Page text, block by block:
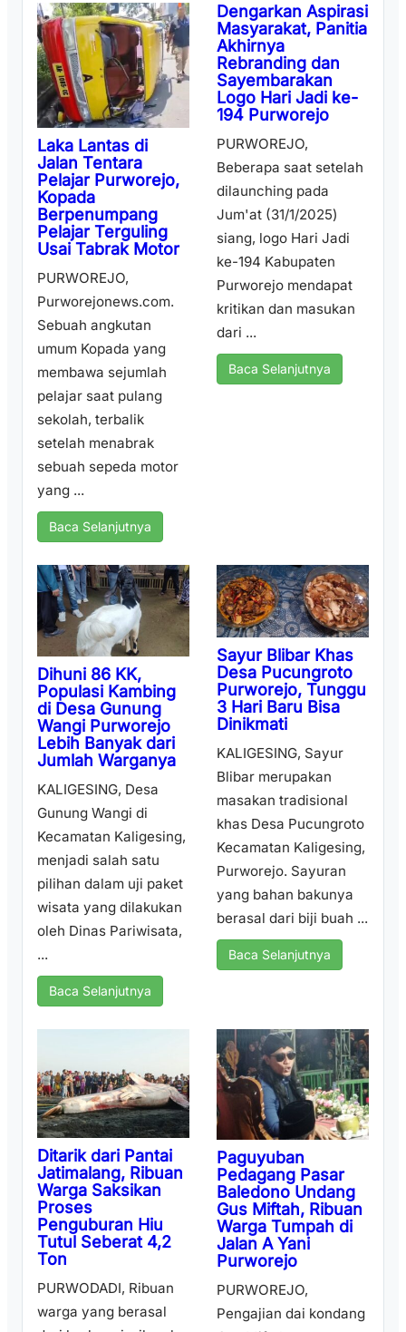
Laka Lantas di
Jalan Tentara
Pelajar Purworejo,
Kopada
Berpenumpang
Pelajar Terguling
Usai Tabrak Motor
PURWOREJO,
Purworejonews.com.
Sebuah angkutan
umum Kopada yang
membawa sejumlah
pelajar saat pulang
sekolah, terbalik
setelah menabrak
sebuah sepeda motor
yang ...
Baca Selanjutnya
Dengarkan Aspirasi
Masyarakat, Panitia
Akhirnya
Rebranding dan
Sayembarakan
Logo Hari Jadi ke-
194 Purworejo
PURWOREJO,
Beberapa saat setelah
dilaunching pada
Jum'at (31/1/2025)
siang, logo Hari Jadi
ke-194 Kabupaten
Purworejo mendapat
kritikan dan masukan
dari ...
Baca Selanjutnya
Dihuni 86 KK,
Populasi Kambing
di Desa Gunung
Wangi Purworejo
Lebih Banyak dari
Jumlah Warganya
KALIGESING, Desa
Gunung Wangi di
Kecamatan Kaligesing,
menjadi salah satu
pilihan dalam uji paket
wisata yang dilakukan
oleh Dinas Pariwisata,
...
Baca Selanjutnya
Sayur Blibar Khas
Desa Pucungroto
Purworejo, Tunggu
3 Hari Baru Bisa
Dinikmati
KALIGESING, Sayur
Blibar merupakan
masakan tradisional
khas Desa Pucungroto
Kecamatan Kaligesing,
Purworejo. Sayuran
yang bahan bakunya
berasal dari biji buah ...
Baca Selanjutnya
Ditarik dari Pantai
Jatimalang, Ribuan
Warga Saksikan
Proses
Penguburan Hiu
Tutul Seberat 4,2
Ton
PURWODADI, Ribuan
warga yang berasal
Paguyuban
Pedagang Pasar
Baledono Undang
Gus Miftah, Ribuan
Warga Tumpah di
Jalan A Yani
Purworejo
PURWOREJO,
Pengajian dai kondang